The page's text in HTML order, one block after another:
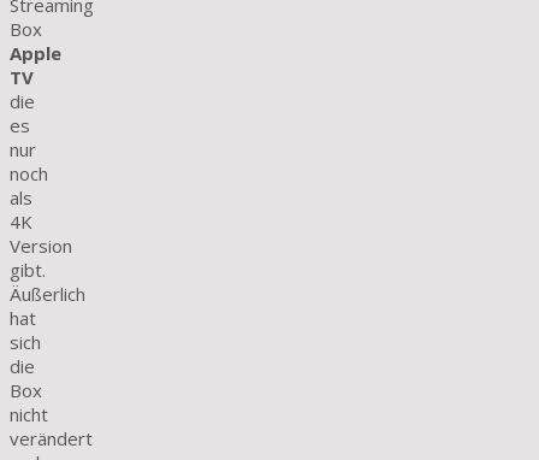
Box
Apple
TV
die
es
nur
noch
als
4K
Version
gibt.
Äußerlich
hat
sich
die
Box
nicht
verändert